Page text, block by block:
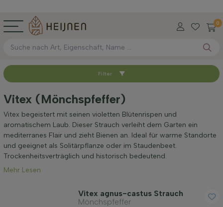
0
Sortieren nach
Verfügbar
Höhe bei Lieferung (cm)
Standort
Filter
Vitex (Mönchspfeffer)
Vitex begeistert mit seinen violetten Blütenrispen und
aromatischem Laub. Dieser Strauch verleiht dem Garten ein
mediterranes Flair und zieht Bienen an. Ideal für warme Standorte
und geeignet als Solitärpflanze oder im Staudenbeet.
Trockenheitsverträglich und historisch bedeutend.
Mehr Lesen
Vitex agnus-castus Strauch
Mönchspfeffer